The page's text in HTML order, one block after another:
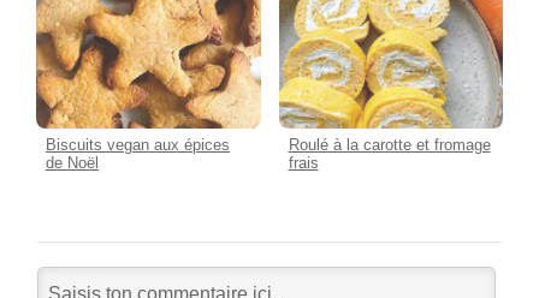
Biscuits vegan aux épices
de Noël
Roulé à la carotte et fromage
frais